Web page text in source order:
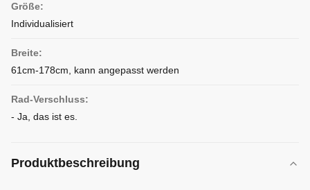
Größe:
Individualisiert
Breite:
61cm-178cm, kann angepasst werden
Rad-Verschluss:
- Ja, das ist es.
Produktbeschreibung